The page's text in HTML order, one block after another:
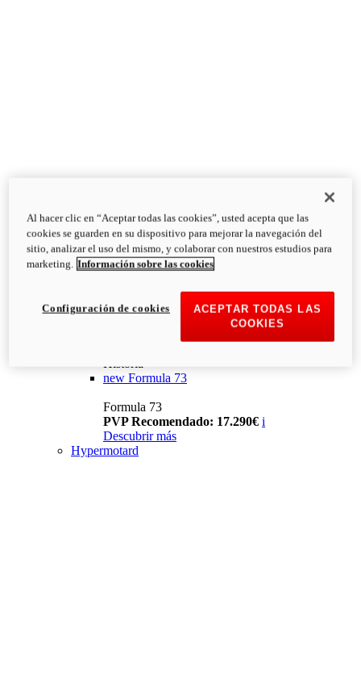
Historia
new Formula 73
Formula 73
PVP Recomendado: 17.290€ i
Descubrir más
Hypermotard
Al hacer clic en “Aceptar todas las cookies”, usted acepta que las
cookies se guarden en su dispositivo para mejorar la navegación del
sitio, analizar el uso del mismo, y colaborar con nuestros estudios para
marketing. Información sobre las cookies
ACEPTAR TODAS LAS
COOKIES
Configuración de cookies